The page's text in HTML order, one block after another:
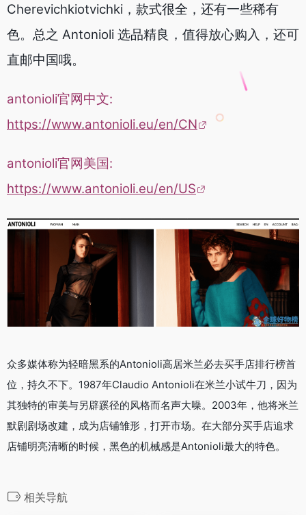
Cherevichkiotvichki，款式很全，还有一些稀有
色。总之 Antonioli 选品精良，值得放心购入，还可
直邮中国哦。
antonioli官网中文:
https://www.antonioli.eu/en/CN
antonioli官网美国:
https://www.antonioli.eu/en/US
众多媒体称为轻暗黑系的Antonioli高居米兰必去买手店排行榜首
位，持久不下。1987年Claudio Antonioli在米兰小试牛刀，因为
其独特的审美与另辟蹊径的风格而名声大噪。2003年，他将米兰
默剧剧场改建，成为店铺雏形，打开市场。在大部分买手店追求
店铺明亮清晰的时候，黑色的机械感是Antonioli最大的特色。
相关导航